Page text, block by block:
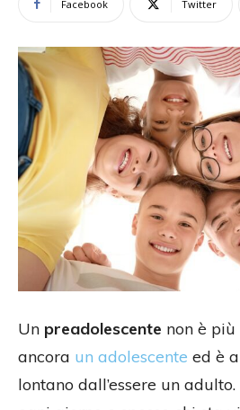
Facebook Twitter
Un preadolescente non è
ancora un adolescente ed è
lontano dall’essere un